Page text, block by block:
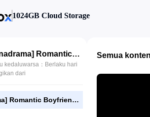
1024GB Cloud Storage
[nunadrama] Romantic Boyfriend Episode 11.720p.mp4
kedaluwarsa：Berlaku hari
dari
[nunadrama] Romantic Boyfriend Episode 11.720p.mp4
Semua